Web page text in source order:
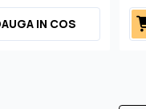
IN COS